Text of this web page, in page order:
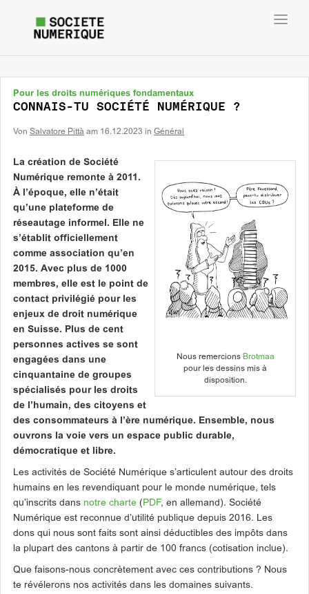
Pour les droits numériques fondamentaux
CONNAIS-TU SOCIÉTÉ NUMÉRIQUE ?
Von Salvatore Pittà am 16.12.2023 in Général
Nous remercions Brotmaa
pour les dessins mis à
disposition.
La création de Société
Numérique remonte à 2011.
À l’époque, elle n’était
qu’une plateforme de
réseautage informel. Elle ne
s’établit officiellement
comme association qu’en
2015. Avec plus de 1000
membres, elle est le point de
contact privilégié pour les
enjeux de droit numérique
en Suisse. Plus de cent
personnes actives se sont
engagées dans une
cinquantaine de groupes
spécialisés pour les droits
de l’humain, des citoyens et
des consommateurs à l’ère numérique.
Ensemble, nous
ouvrons la voie vers un espace public durable,
démocratique et libre.
Les activités de Société Numérique s’articulent autour des droits
humains en les revendiquant pour le monde numérique, tels
qu’inscrits dans notre charte ( PDF, en allemand). Société
Numérique est reconnue d’utilité publique depuis 2016. Les
dons qui nous sont faits sont ainsi déductibles des impôts dans
la plupart des cantons à partir de 100 francs (cotisation inclue).
Que faisons-nous concrètement avec ces contributions ? Nous
te révélerons nos activités dans les domaines suivants.